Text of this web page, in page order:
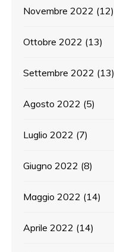
Novembre 2022 (12)
Ottobre 2022 (13)
Settembre 2022 (13)
Agosto 2022 (5)
Luglio 2022 (7)
Giugno 2022 (8)
Maggio 2022 (14)
Aprile 2022 (14)